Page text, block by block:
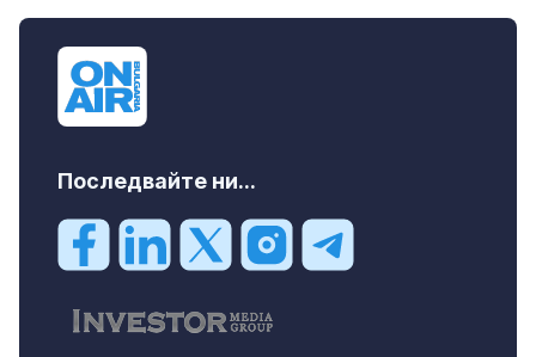
Последвайте ни...